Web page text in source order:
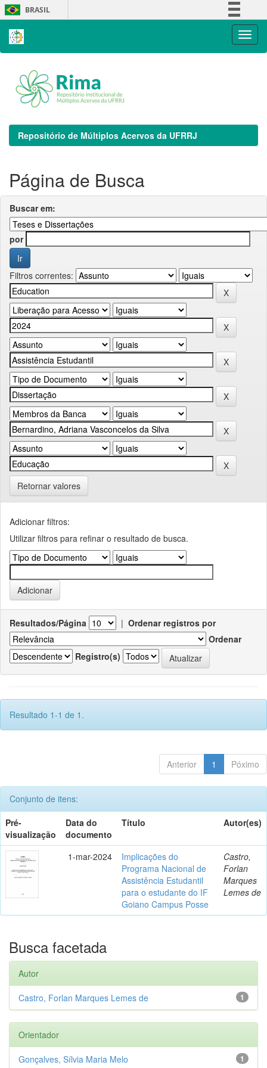
Skip
navigation
BRASIL
Repositório de Múltiplos Acervos da UFRRJ
Página de Busca
Buscar em:
por
Filtros correntes:
Retornar valores
Adicionar filtros:
Utilizar filtros para refinar o resultado de busca.
Resultados/Página | Ordenar registros por
Ordenar
Registro(s)
Resultado 1-1 de 1.
Anterior 1 Póximo
Conjunto de itens:
Pré-
visualização
Data do
documento
Título Autor(es)
1-mar-2024
Implicações do
Programa Nacional de
Assistência Estudantil
para o estudante do IF
Goiano Campus Posse
Castro,
Forlan
Marques
Lemes de
Busca facetada
Autor
1
Castro, Forlan Marques Lemes de
Orientador
1
Gonçalves, Sílvia Maria Melo